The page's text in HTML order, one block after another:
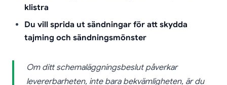
klistra
Du vill sprida ut sändningar för att skydda
tajming och sändningsmönster
Om ditt schemaläggningsbeslut påverkar
levererbarheten, inte bara bekvämligheten, är du